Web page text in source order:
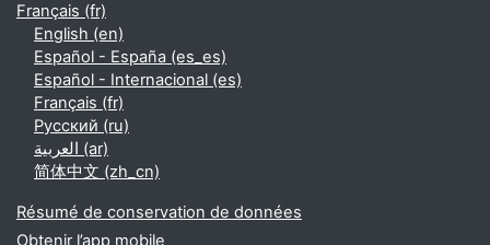
Français ‎(fr)‎
English ‎(en)‎
Español - España ‎(es_es)‎
Español - Internacional ‎(es)‎
Français ‎(fr)‎
Русский ‎(ru)‎
العربية ‎(ar)‎
简体中文 ‎(zh_cn)‎
Résumé de conservation de données
Obtenir l’app mobile